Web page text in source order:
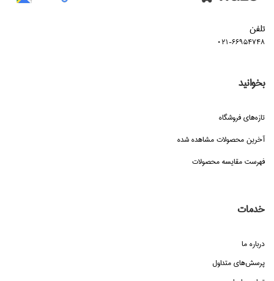
تلفن
021-66954748
بخوانید
تازه‌هاي فروشگاه
آخرین محصولات مشاهده شده
فهرست مقایسه محصولات
خدمات
درباره ما
پرسش‌هاي متداول